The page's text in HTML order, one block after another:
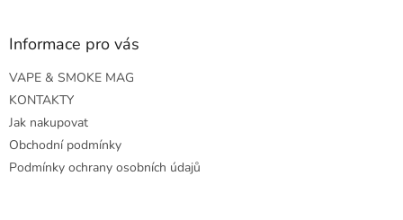
Informace pro vás
VAPE & SMOKE MAG
KONTAKTY
Jak nakupovat
Obchodní podmínky
Podmínky ochrany osobních údajů